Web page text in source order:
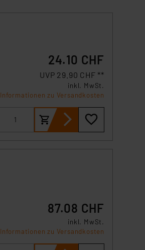
24.10 CHF
UVP 29.90 CHF **
inkl. MwSt.
Informationen zu Versandkosten
87.08 CHF
inkl. MwSt.
Informationen zu Versandkosten